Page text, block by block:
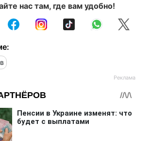
нас там, где вам удобно!